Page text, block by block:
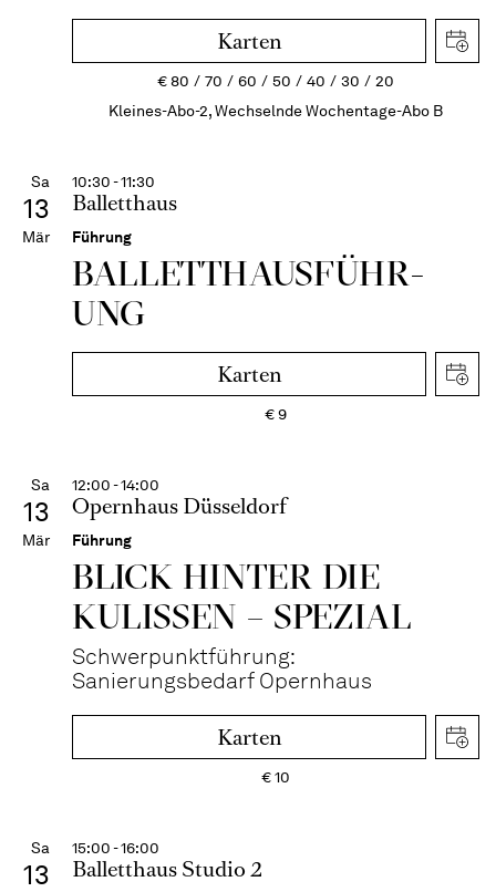
Karten
€80 70 60 50 40 30
20
Kleines-Abo-2, Wechselnde Wochentage-Abo B
Sa
13
Mär
10:30 - 11:30
Balletthaus
Führung
BALLETT­HAUS­FÜHR­
UNG
Karten
€9
Sa
13
Mär
12:00 - 14:00
Opernhaus Düsseldorf
Führung
BLICK HINTER DIE
KULISSEN – SPEZIAL
Schwerpunktführung:
Sanierungsbedarf Opernhaus
Karten
€10
Sa
13
15:00 - 16:00
Balletthaus Studio 2